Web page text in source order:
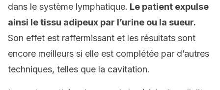
dans le système lymphatique. Le patient expulse
ainsi le tissu adipeux par l’urine ou la sueur.
Son effet est raffermissant et les résultats sont
encore meilleurs si elle est complétée par d’autres
techniques, telles que la cavitation.